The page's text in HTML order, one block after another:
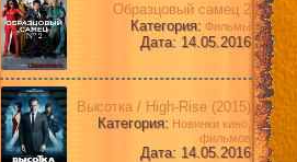
Образцовый самец 2
Категория: Фильмы
Дата: 14.05.2016
Высотка / High-Rise (2015)
Категория: Новинки кино,
фильмов
Дата: 14.05.2016